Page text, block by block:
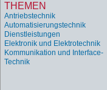
THEMEN
Antriebstechnik
Automatisierungstechnik
Dienstleistungen
Elektronik und Elektrotechnik
Kommunikation und Interface-
Technik